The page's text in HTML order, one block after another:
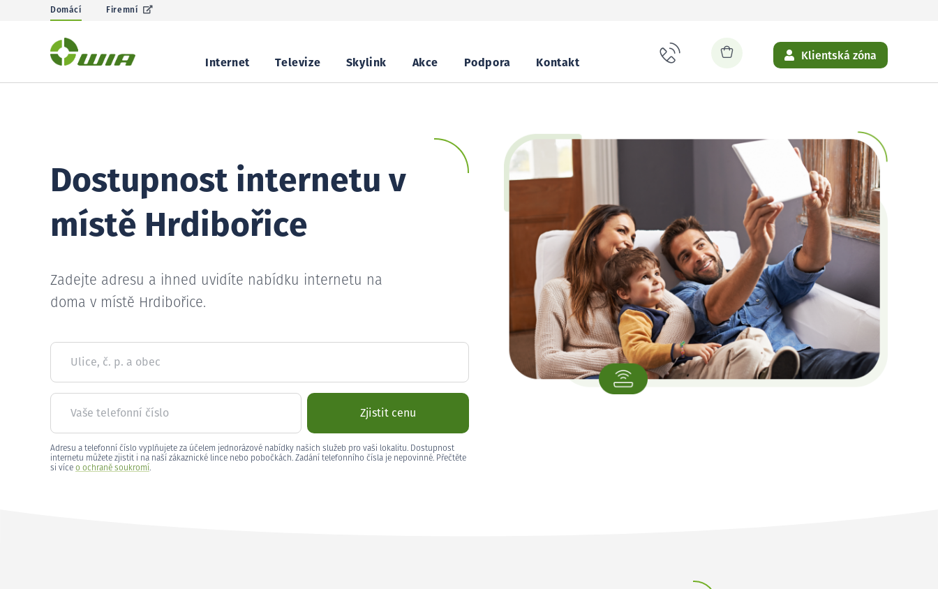
Domácí Firemní
Internet Televize Skylink Akce Podpora Kontakt
Klientská zóna
Dostupnost internetu v
místě Hrdibořice
Zadejte adresu a ihned uvidíte nabídku internetu na
doma v místě Hrdibořice.
Ulice, č. p. a obec
Vaše telefonní číslo Zjistit cenu
Adresu a telefonní číslo vyplňujete za účelem jednorázové nabídky našich služeb pro vaši lokalitu. Dostupnost
internetu můžete zjistit i na naší zákaznické lince nebo pobočkách. Zadání telefonního čísla je nepovinné. Přečtěte
si více o ochraně soukromí.